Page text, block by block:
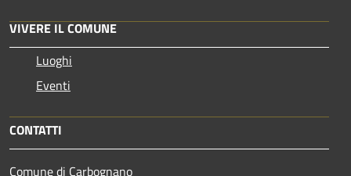
VIVERE IL COMUNE
Luoghi
Eventi
CONTATTI
Comune di Carbognano